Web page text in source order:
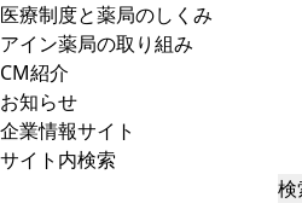
医療制度と薬局のしくみ
アイン薬局の取り組み
CM紹介
お知らせ
企業情報サイト
サイト内検索
検